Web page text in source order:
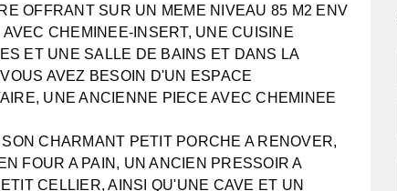
OFFRANT SUR UN MEME NIVEAU 85 M2 ENV
CHEMINEE-INSERT, UNE CUISINE
ET UNE SALLE DE BAINS ET DANS LA
AVEZ BESOIN D'UN ESPACE
UNE ANCIENNE PIECE AVEC CHEMINEE
CHARMANT PETIT PORCHE A RENOVER,
FOUR A PAIN, UN ANCIEN PRESSOIR A
CELLIER, AINSI QU'UNE CAVE ET UN